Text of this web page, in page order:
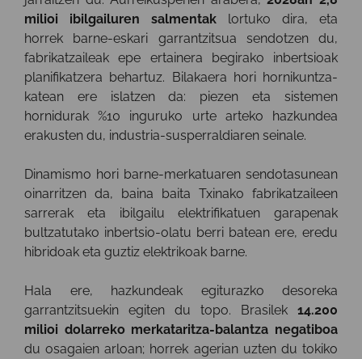
milioi ibilgailuren salmentak lortuko dira, eta
horrek barne-eskari garrantzitsua sendotzen du,
fabrikatzaileak epe ertainera begirako inbertsioak
planifikatzera behartuz. Bilakaera hori hornikuntza-
katean ere islatzen da: piezen eta sistemen
hornidurak %10 inguruko urte arteko hazkundea
erakusten du, industria-susperraldiaren seinale.
Dinamismo hori barne-merkatuaren sendotasunean
oinarritzen da, baina baita Txinako fabrikatzaileen
sarrerak eta ibilgailu elektrifikatuen garapenak
bultzatutako inbertsio-olatu berri batean ere, eredu
hibridoak eta guztiz elektrikoak barne.
Hala ere, hazkundeak egiturazko desoreka
garrantzitsuekin egiten du topo. Brasilek 14.200
milioi dolarreko merkataritza-balantza negatiboa
du osagaien arloan; horrek agerian uzten du tokiko